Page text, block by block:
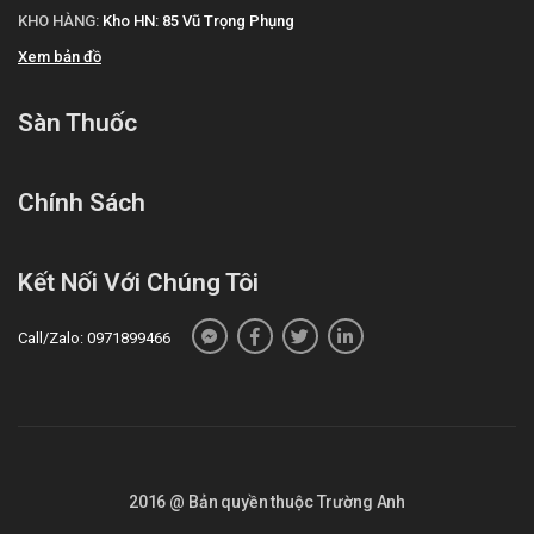
Mua hàng trên website:https://santhuoc.net
Mua hàng qua số điện thoại hotline:
nhanh nhất.
KHO HÀNG: Kho HN: 85 Vũ Trọng Phụng
Xem bản đồ
Sàn Thuốc
Chính Sách
Kết Nối Với Chúng Tôi
Call/Zalo: 0971899466
2016 @ Bản quyền thuộc Trường Anh